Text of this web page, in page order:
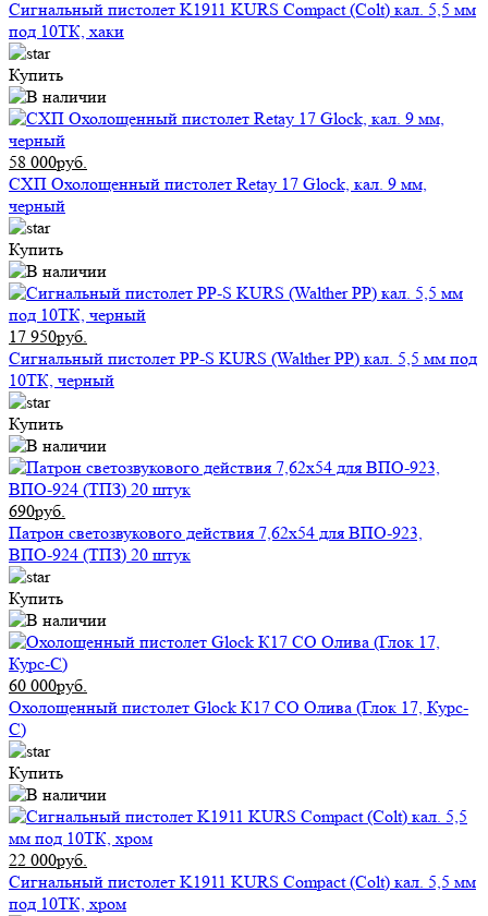
Сигнальный пистолет K1911 KURS Compact (Colt) кал. 5,5 мм
под 10ТК, хаки
Купить
58 000руб.
СХП Охолощенный пистолет Retay 17 Glock, кал. 9 мм,
черный
Купить
17 950руб.
Сигнальный пистолет PP-S KURS (Walther PP) кал. 5,5 мм под
10ТК, черный
Купить
690руб.
Патрон светозвукового действия 7,62x54 для ВПО-923,
ВПО-924 (ТПЗ) 20 штук
Купить
60 000руб.
Охолощенный пистолет Glock К17 СО Олива (Глок 17, Курс-
С)
Купить
22 000руб.
Сигнальный пистолет K1911 KURS Compact (Colt) кал. 5,5 мм
под 10ТК, хром